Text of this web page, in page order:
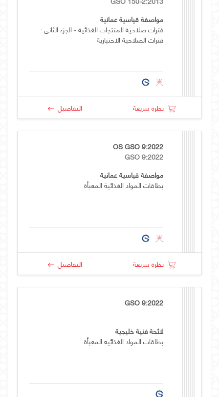
مواصفة قياسية عمانية
فترات صلاحية المنتجات الغذائية - الجزء الثاني :
فترات الصلاحية الاختيارية
نظرة سريعة التفاصيل
OS GSO 9:2022
GSO 9:2022
مواصفة قياسية عمانية
بطاقات المواد الغذائية المعبأة
نظرة سريعة التفاصيل
GSO 9:2022
لائحة فنية خليجية
بطاقات المواد الغذائية المعبأة